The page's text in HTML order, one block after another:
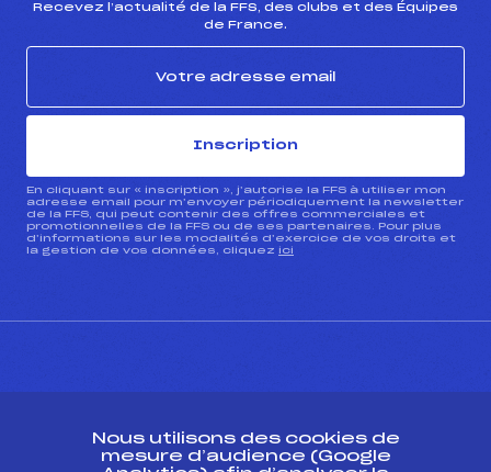
Recevez l’actualité de la FFS, des clubs et des Équipes
de France.
Inscription
En cliquant sur « inscription », j’autorise la FFS à utiliser mon
adresse email pour m’envoyer périodiquement la newsletter
de la FFS, qui peut contenir des offres commerciales et
promotionnelles de la FFS ou de ses partenaires. Pour plus
d’informations sur les modalités d’exercice de vos droits et
la gestion de vos données, cliquez ici
Nous utilisons des cookies de
mesure d’audience (Google